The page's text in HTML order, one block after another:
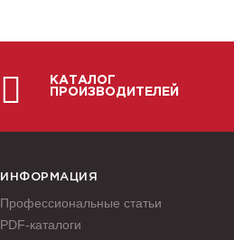
КАТАЛОГ
ПРОИЗВОДИТЕЛЕЙ
ИНФОРМАЦИЯ
Профессиональные статьи
PDF-каталоги